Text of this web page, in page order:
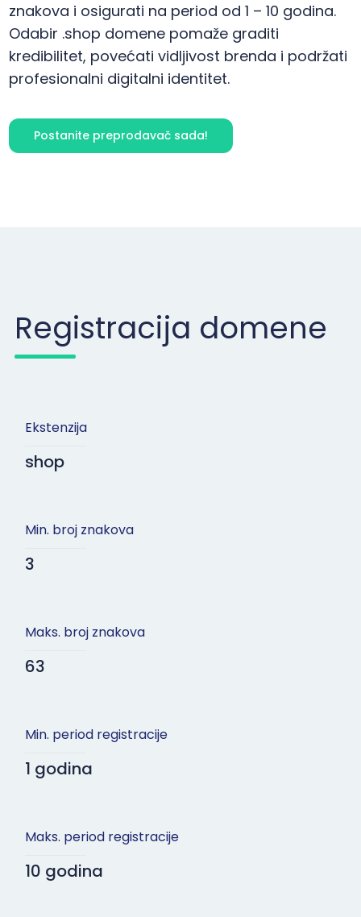
znakova i osigurati na period od 1 – 10 godina.
Odabir .shop domene pomaže graditi
kredibilitet, povećati vidljivost brenda i podržati
profesionalni digitalni identitet.
Postanite preprodavač sada!
Registracija domene
Ekstenzija
shop
Min. broj znakova
3
Maks. broj znakova
63
Min. period registracije
1 godina
Maks. period registracije
10 godina